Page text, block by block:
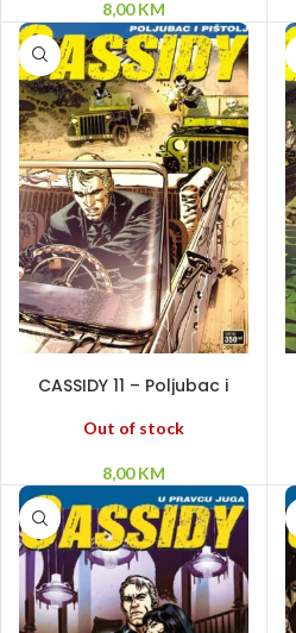
8,00KM
CASSIDY 11 – Poljubac i
Out of stock
8,00KM